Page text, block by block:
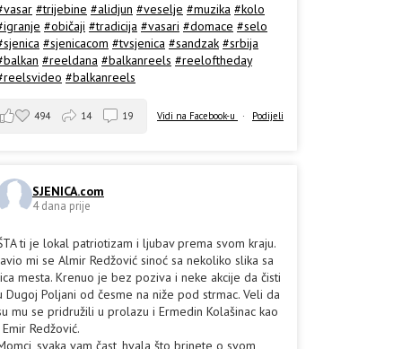
#trijebine #alidjun #veselje #muzika #kolo
#običaji #tradicija #vasari #domace #selo
#sjenicacom #tvsjenica #sandzak #srbija
#reeldana #balkanreels #reeloftheday
#balkanreels
Vidi na Facebook-u · Podijeli
494 14 19
SJENICA.com
4 dana prije
ti je lokal patriotizam i ljubav prema svom kraju.
mi se Almir Redžović sinoć sa nekoliko slika sa
mesta. Krenuo je bez poziva i neke akcije da čisti
Dugoj Poljani od česme na niže pod strmac. Veli da
mu se pridružili u prolazu i Ermedin Kolašinac kao
Redžović.
svaka vam čast, hvala što brinete o svom